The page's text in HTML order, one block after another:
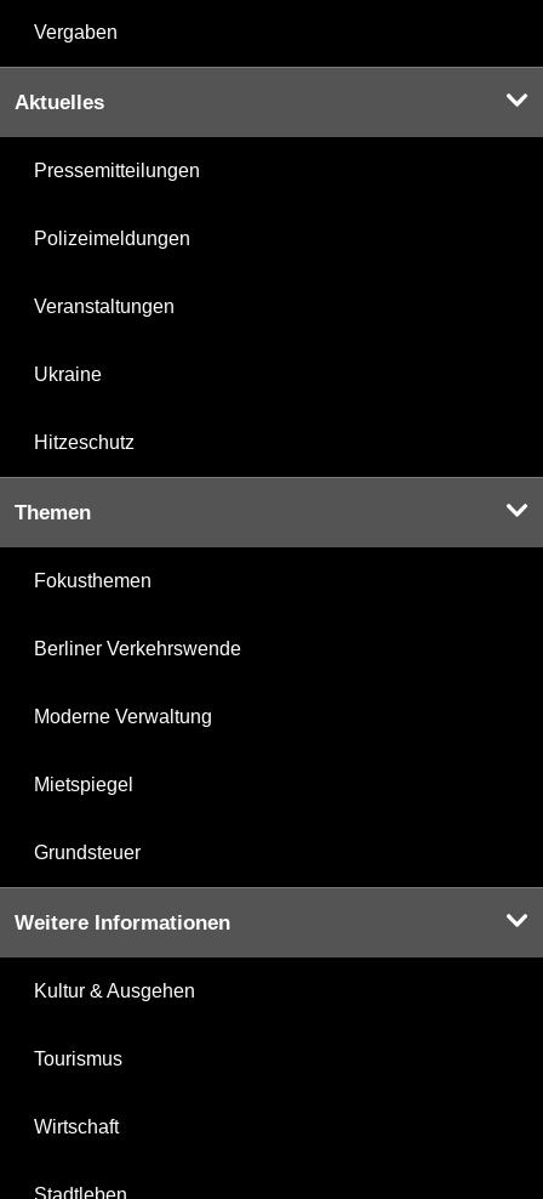
Vergaben
Aktuelles
Pressemitteilungen
Polizeimeldungen
Veranstaltungen
Ukraine
Hitzeschutz
Themen
Fokusthemen
Berliner Verkehrswende
Moderne Verwaltung
Mietspiegel
Grundsteuer
Weitere Informationen
Kultur & Ausgehen
Tourismus
Wirtschaft